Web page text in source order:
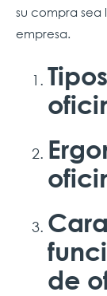
su compra sea
empresa.
de